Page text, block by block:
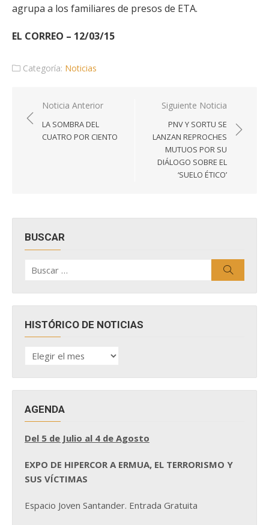
agrupa a los familiares de presos de ETA.
EL CORREO – 12/03/15
Categoría: Noticias
Navegación
de
entradas
Noticia Anterior
LA SOMBRA DEL
CUATRO POR CIENTO
Siguiente Noticia
PNV Y SORTU SE
LANZAN REPROCHES
MUTUOS POR SU
DIÁLOGO SOBRE EL
‘SUELO ÉTICO’
BUSCAR
por:
HISTÓRICO DE NOTICIAS
HISTÓRICO
DE
AGENDA
Del 5 de Julio al 4 de Agosto
EXPO DE HIPERCOR A ERMUA, EL TERRORISMO Y
SUS VÍCTIMAS
Espacio Joven Santander. Entrada Gratuita